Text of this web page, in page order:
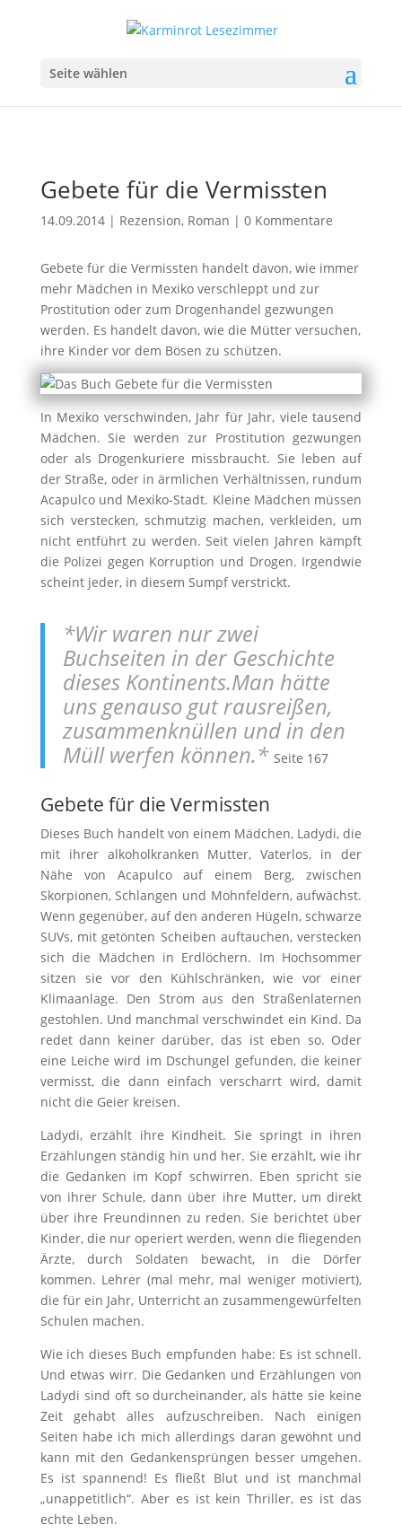
Seite wählen
Gebete für die Vermissten
14.09.2014| Rezension, Roman | 0 Kommentare
Gebete für die Vermissten handelt davon, wie immer
mehr Mädchen in Mexiko verschleppt und zur
Prostitution oder zum Drogenhandel gezwungen
werden. Es handelt davon, wie die Mütter versuchen,
ihre Kinder vor dem Bösen zu schützen.
In Mexiko verschwinden, Jahr für Jahr, viele tausend
Mädchen. Sie werden zur Prostitution gezwungen
oder als Drogenkuriere missbraucht. Sie leben auf
der Straße, oder in ärmlichen Verhältnissen, rundum
Acapulco und Mexiko-Stadt. Kleine Mädchen müssen
sich verstecken, schmutzig machen, verkleiden, um
nicht entführt zu werden. Seit vielen Jahren kämpft
die Polizei gegen Korruption und Drogen. Irgendwie
scheint jeder, in diesem Sumpf verstrickt.
*Wir waren nur zwei
Buchseiten in der Geschichte
dieses Kontinents.Man hätte
uns genauso gut rausreißen,
zusammenknüllen und in den
Müll werfen können.* Seite 167
Gebete für die Vermissten
Dieses Buch handelt von einem Mädchen, Ladydi, die
mit ihrer alkoholkranken Mutter, Vaterlos, in der
Nähe von Acapulco auf einem Berg, zwischen
Skorpionen, Schlangen und Mohnfeldern, aufwächst.
Wenn gegenüber, auf den anderen Hügeln, schwarze
SUVs, mit getönten Scheiben auftauchen, verstecken
sich die Mädchen in Erdlöchern. Im Hochsommer
sitzen sie vor den Kühlschränken, wie vor einer
Klimaanlage. Den Strom aus den Straßenlaternen
gestohlen. Und manchmal verschwindet ein Kind. Da
redet dann keiner darüber, das ist eben so. Oder
eine Leiche wird im Dschungel gefunden, die keiner
vermisst, die dann einfach verscharrt wird, damit
nicht die Geier kreisen.
Ladydi, erzählt ihre Kindheit. Sie springt in ihren
Erzählungen ständig hin und her. Sie erzählt, wie ihr
die Gedanken im Kopf schwirren. Eben spricht sie
von ihrer Schule, dann über ihre Mutter, um direkt
über ihre Freundinnen zu reden. Sie berichtet über
Kinder, die nur operiert werden, wenn die fliegenden
Ärzte, durch Soldaten bewacht, in die Dörfer
kommen. Lehrer (mal mehr, mal weniger motiviert),
die für ein Jahr, Unterricht an zusammengewürfelten
Schulen machen.
Wie ich dieses Buch empfunden habe: Es ist schnell.
Und etwas wirr. Die Gedanken und Erzählungen von
Ladydi sind oft so durcheinander, als hätte sie keine
Zeit gehabt alles aufzuschreiben. Nach einigen
Seiten habe ich mich allerdings daran gewöhnt und
kann mit den Gedankensprüngen besser umgehen.
Es ist spannend! Es fließt Blut und ist manchmal
„unappetitlich“. Aber es ist kein Thriller, es ist das
echte Leben.